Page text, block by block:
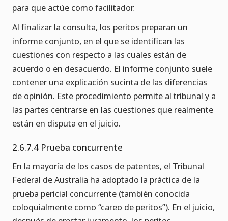
para que actúe como facilitador.
Al finalizar la consulta, los peritos preparan un
informe conjunto, en el que se identifican las
cuestiones con respecto a las cuales están de
acuerdo o en desacuerdo. El informe conjunto suele
contener una explicación sucinta de las diferencias
de opinión. Este procedimiento permite al tribunal y a
las partes centrarse en las cuestiones que realmente
están en disputa en el juicio.
2.6.7.4 Prueba concurrente
En la mayoría de los casos de patentes, el Tribunal
Federal de Australia ha adoptado la práctica de la
prueba pericial concurrente (también conocida
coloquialmente como “careo de peritos”). En el juicio,